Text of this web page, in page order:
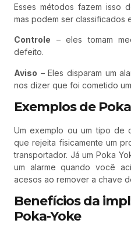
Esses métodos fazem isso
mas podem ser classificados
Controle – eles tomam
defeito.
Aviso – Eles disparam um
nos dizer que foi cometido
Exemplos de
Um exemplo ou um tipo de
que rejeita fisicamente um
transportador. Já um Poka
um alarme quando você
acesos ao remover a chave
Benefícios da
Poka-Yoke